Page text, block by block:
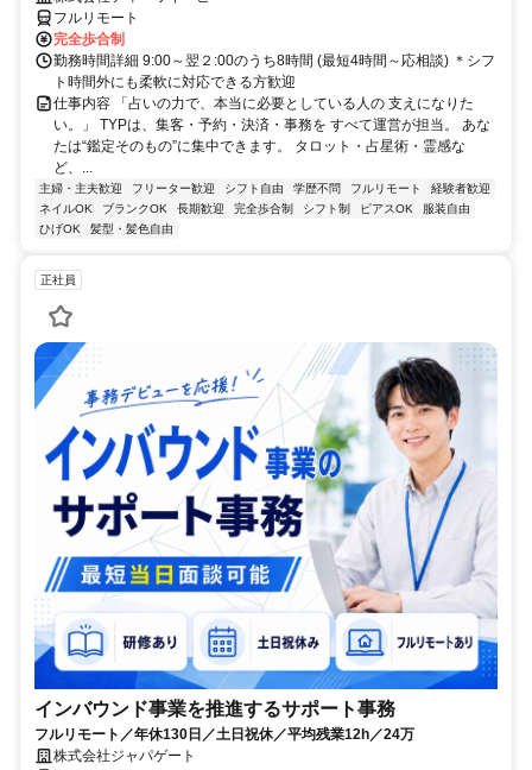
フルリモート
完全歩合制
勤務時間詳細 9:00～翌２:00のうち8時間 (最短4時間～応相談) ＊シフ
ト時間外にも柔軟に対応できる方歓迎
仕事内容 「占いの力で、本当に必要としている人の 支えになりた
い。」 TYPは、集客・予約・決済・事務を すべて運営が担当。 あな
たは“鑑定そのもの”に集中できます。 タロット・占星術・霊感な
ど、...
主婦・主夫歓迎 フリーター歓迎 シフト自由 学歴不問 フルリモート
経験者歓迎
ネイルOK
ブランクOK 長期歓迎 完全歩合制 シフト制 ピアスOK
服装自由
ひげOK
髪型・髪色自由
正社員
インバウンド事業を推進するサポート事務
フルリモート／年休130日／土日祝休／平均残業12h／24万
株式会社ジャパゲート